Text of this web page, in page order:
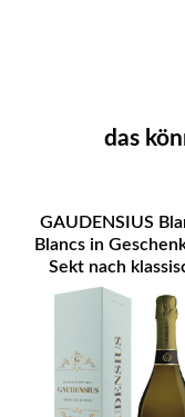
das
GAUDENSIUS
Blancs in
Sekt nach
Methode